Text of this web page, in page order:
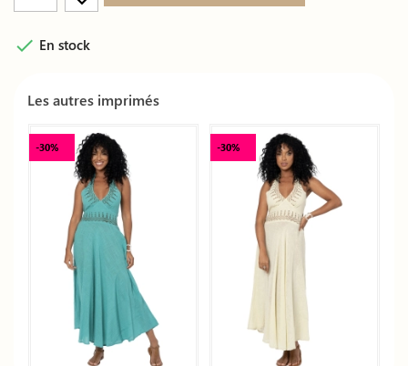
 En stock
Les autres imprimés
-30% -30%